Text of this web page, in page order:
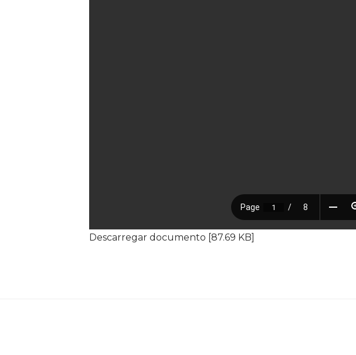
Descarregar documento [87.69 KB]